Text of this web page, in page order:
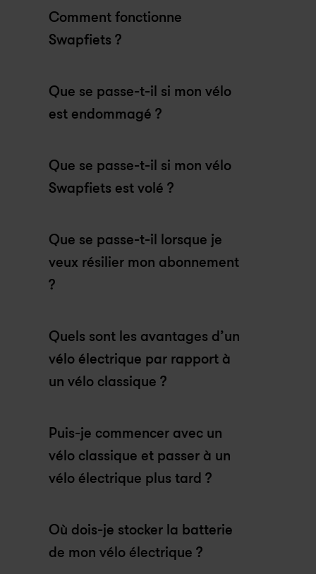
Comment fonctionne
Swapfiets ?
Que se passe-t-il si mon vélo
est endommagé ?
Que se passe-t-il si mon vélo
Swapfiets est volé ?
Que se passe-t-il lorsque je
veux résilier mon abonnement
?
Quels sont les avantages d’un
vélo électrique par rapport à
un vélo classique ?
Puis-je commencer avec un
vélo classique et passer à un
vélo électrique plus tard ?
Où dois-je stocker la batterie
de mon vélo électrique ?